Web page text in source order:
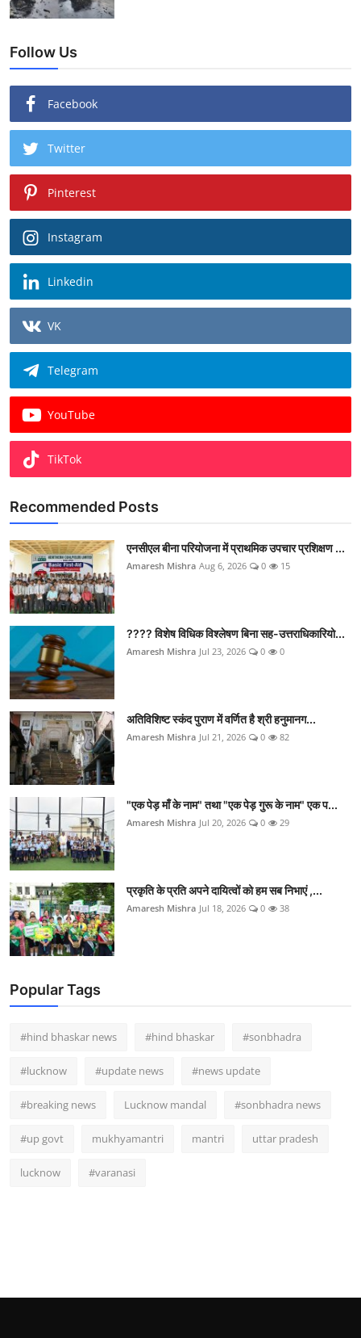
Follow Us
Facebook
Twitter
Pinterest
Instagram
Linkedin
VK
Telegram
YouTube
TikTok
Recommended Posts
एनसीएल बीना परियोजना में प्राथमिक उपचार प्रशिक्षण ...
Amaresh Mishra Aug 6, 2026 0 15
???? विशेष विधिक विश्लेषण बिना सह-उत्तराधिकारियो...
Amaresh Mishra Jul 23, 2026 0 0
अतिविशिष्ट स्कंद पुराण में वर्णित है श्री हनुमानग...
Amaresh Mishra Jul 21, 2026 0 82
"एक पेड़ माँ के नाम" तथा "एक पेड़ गुरू के नाम" एक प...
Amaresh Mishra Jul 20, 2026 0 29
प्रकृति के प्रति अपने दायित्वों को हम सब निभाएं ,...
Amaresh Mishra Jul 18, 2026 0 38
Popular Tags
#hind bhaskar news #hind bhaskar #sonbhadra
#lucknow #update news #news update
#breaking news Lucknow mandal #sonbhadra news
#up govt mukhyamantri mantri uttar pradesh
lucknow #varanasi